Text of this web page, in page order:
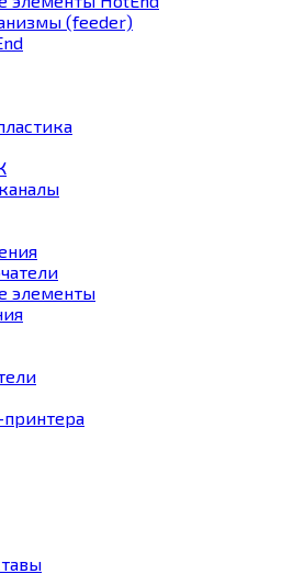
(feeder)
элементы
принтера